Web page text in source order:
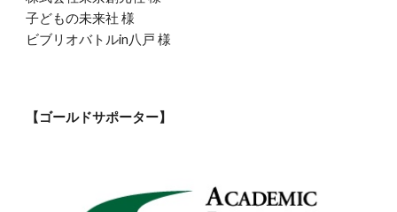
子どもの未来社 様
ビブリオバトルin八戸 様
【ゴールドサポーター】